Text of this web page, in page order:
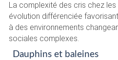
La complexité des cris chez
évolution différenciée
à des environnements
sociales complexes.
Dauphins et baleines